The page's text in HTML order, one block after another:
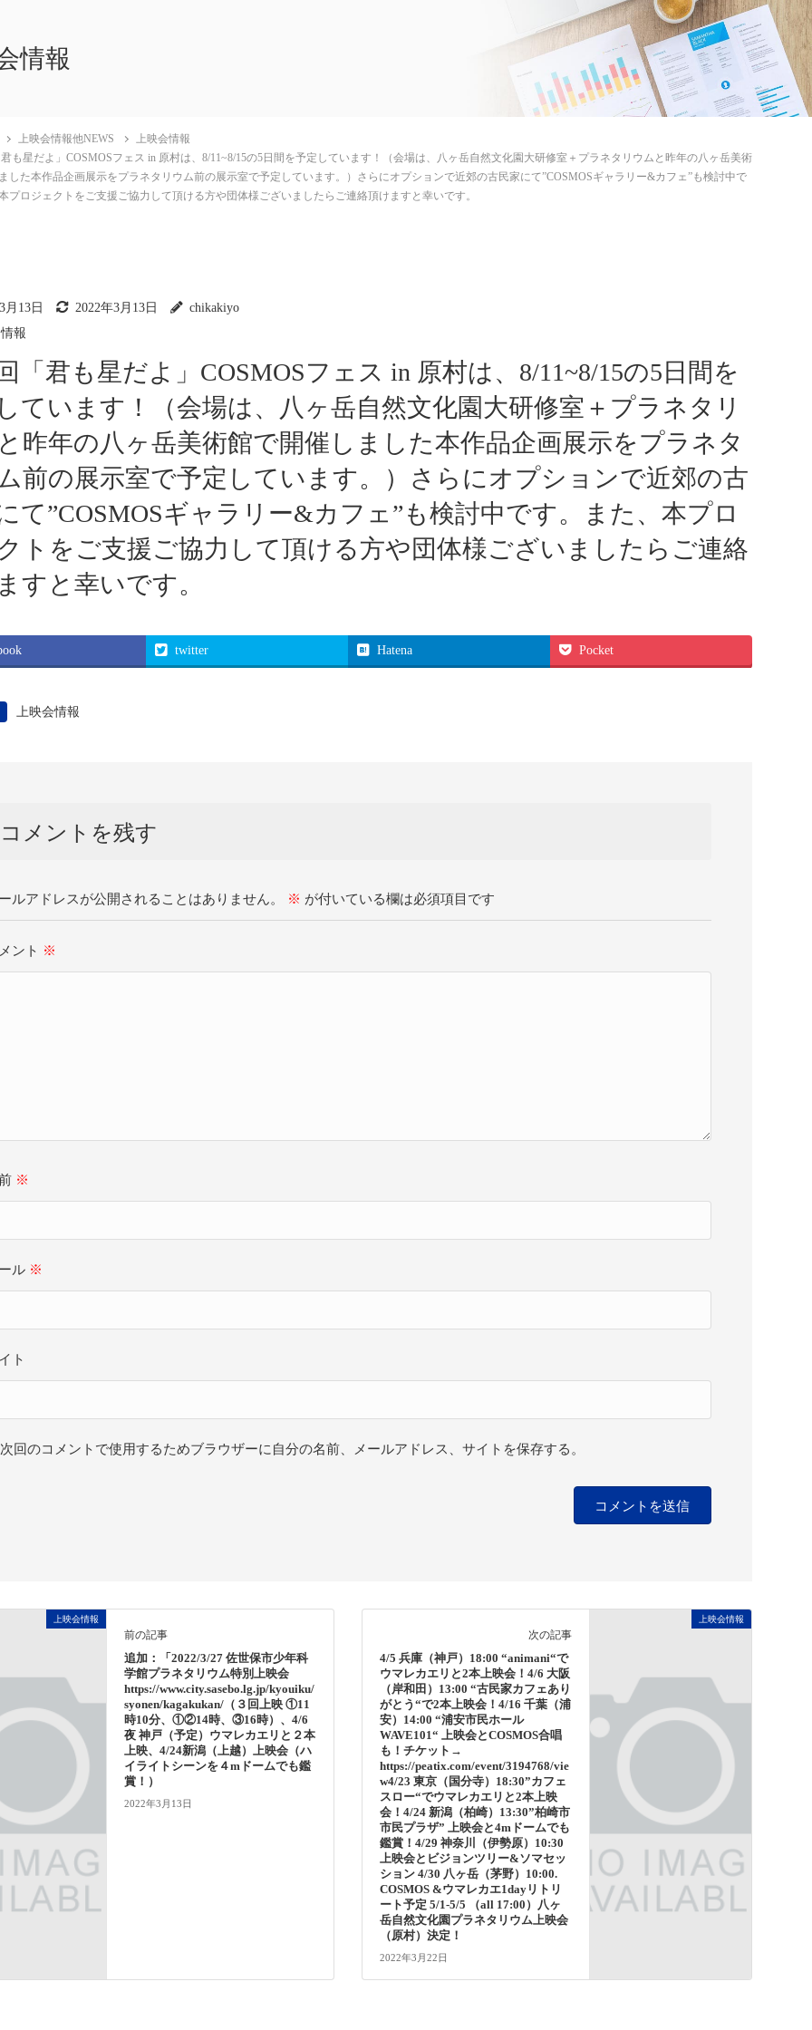
情報
上映会情報他NEWS
上映会情報
も星だよ」COSMOSフェス in 原村は、8/11~8/15の5日間を予定しています！（会場は、八ヶ岳自然文化園大研修室＋プラネタリウムと昨年の八ヶ岳美術
した本作品企画展示をプラネタリウム前の展示室で予定しています。）さらにオプションで近郊の古民家にて”COSMOSギャラリー&カフェ”も検討中で
プロジェクトをご支援ご協力して頂ける方や団体様ございましたらご連絡頂けますと幸いです。
月13日 2022年3月13日
chikakiyo
報
「君も星だよ」COSMOSフェス in 原村は、8/11~8/15の5日間を
ています！（会場は、八ヶ岳自然文化園大研修室＋プラネタリ
昨年の八ヶ岳美術館で開催しました本作品企画展示をプラネタ
前の展示室で予定しています。）さらにオプションで近郊の古
て”COSMOSギャラリー&カフェ”も検討中です。また、本プロ
トをご支援ご協力して頂ける方や団体様ございましたらご連絡
すと幸いです。
twitter Hatena Pocket
上映会情報
コメントを残す
ルアドレスが公開されることはありません。 ※ が付いている欄は必須項目です
ント ※
※
ル ※
ト
次回のコメントで使用するためブラウザーに自分の名前、メールアドレス、サイトを保存する。
上映会情報
前の記事
追加：「2022/3/27 佐世保市少年科
学館プラネタリウム特別上映会
https://www.city.sasebo.lg.jp/kyouiku/
syonen/kagakukan/（３回上映 ①11
時10分、①②14時、③16時）、4/6
夜 神戸（予定）ウマレカエリと２本
上映、4/24新潟（上越）上映会（ハ
イライトシーンを４mドームでも鑑
賞！）
2022年3月13日
上映会情報
次の記事
4/5 兵庫（神戸）18:00 “animani“で
ウマレカエリと2本上映会！4/6 大阪
（岸和田）13:00 “古民家カフェあり
がとう“で2本上映会！4/16 千葉（浦
安）14:00 “浦安市民ホール
WAVE101“ 上映会とCOSMOS合唱
も！チケット→
https://peatix.com/event/3194768/vie
w4/23 東京（国分寺）18:30”カフェ
スロー“でウマレカエリと2本上映
会！4/24 新潟（柏崎）13:30”柏崎市
市民プラザ” 上映会と4mドームでも
鑑賞！4/29 神奈川（伊勢原）10:30
上映会とビジョンツリー&ソマセッ
ション 4/30 八ヶ岳（茅野）10:00.
COSMOS &ウマレカエ1dayリトリ
ート予定 5/1-5/5 （all 17:00）八ヶ
岳自然文化園プラネタリウム上映会
（原村）決定！
2022年3月22日